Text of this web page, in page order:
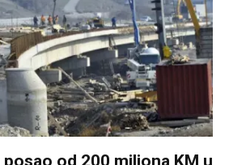
posao od 200 miliona KM u